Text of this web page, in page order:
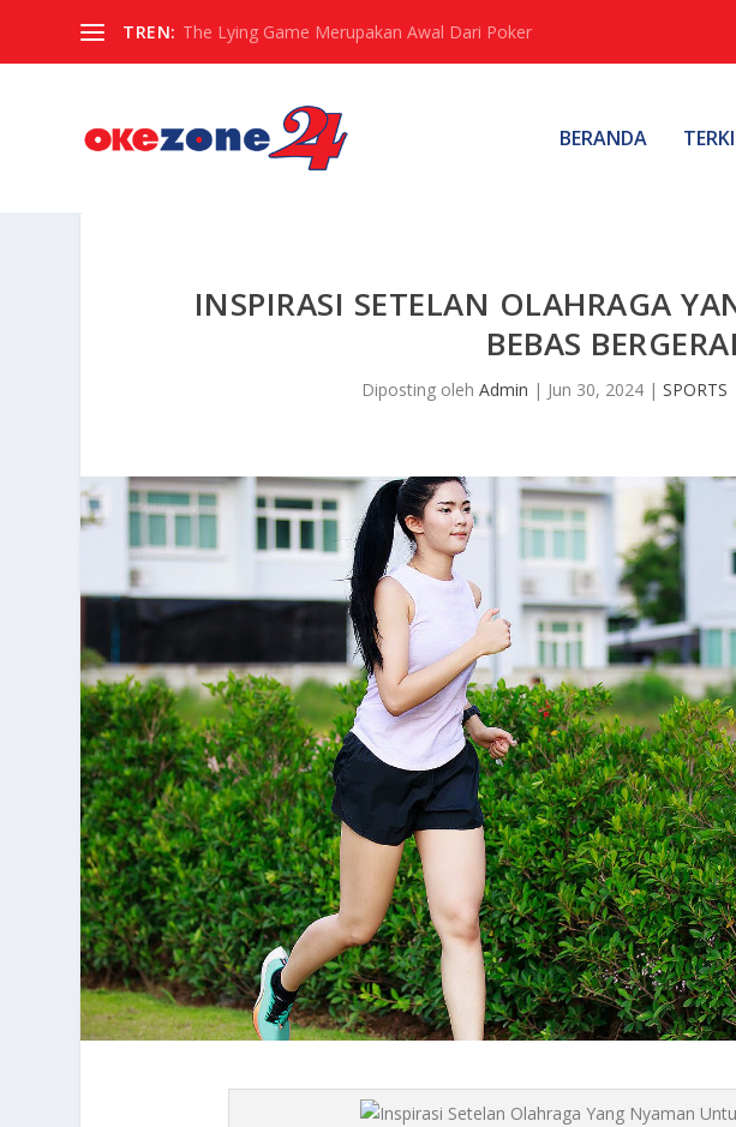
TREN: The Lying Game Merupakan Awal Dari Poker
BERANDA
INSPIRASI SETELAN OLAHRAGA
BEBAS
Diposting olehAdmin | Jun 30, 2024 |SPORTS